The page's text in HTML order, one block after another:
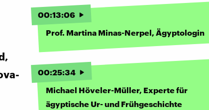
00:13:06
Prof. Martina Minas-Nerpel, Ägyptologin
00:25:34
Michael Höveler-Müller, Experte für
ägyptische Ur- und Frühgeschichte